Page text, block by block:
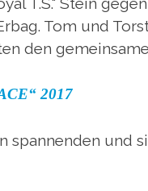
Tom und
den
2017
spannenden und